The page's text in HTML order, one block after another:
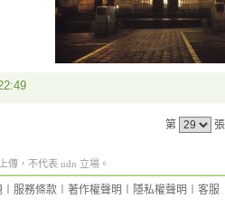
第
傳，不代表 udn 立場。
服務條款 著作權聲明 隱私權聲明 客服